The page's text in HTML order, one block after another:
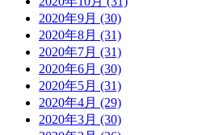
2020年9月 (30)
2020年8月 (31)
2020年7月 (31)
2020年6月 (30)
2020年5月 (31)
2020年4月 (29)
2020年3月 (30)